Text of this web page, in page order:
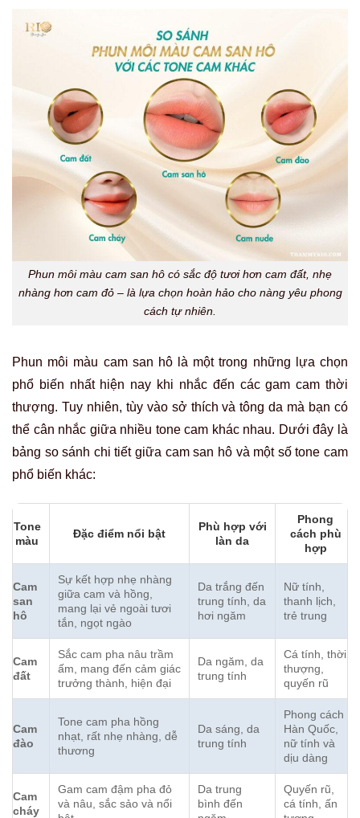
Phun môi màu cam san hô có sắc độ tươi hơn cam đất, nhẹ
nhàng hơn cam đỏ – là lựa chọn hoàn hảo cho nàng yêu phong
cách tự nhiên.
Phun môi màu cam san hô là một trong những lựa chọn
phổ biến nhất hiện nay khi nhắc đến các gam cam thời
thượng. Tuy nhiên, tùy vào sở thích và tông da mà bạn có
thể cân nhắc giữa nhiều tone cam khác nhau. Dưới đây là
bảng so sánh chi tiết giữa cam san hô và một số tone cam
phổ biến khác:
Tone
màu
Đặc điểm nổi bật
Phù hợp với
làn da
Phong
cách phù
hợp
Cam
san
hô
Sự kết hợp nhẹ nhàng
giữa cam và hồng,
mang lại vẻ ngoài tươi
tắn, ngọt ngào
Da trắng đến
trung tính, da
hơi ngăm
Nữ tính,
thanh lịch,
trẻ trung
Cam
đất
Sắc cam pha nâu trầm
ấm, mang đến cảm giác
trưởng thành, hiện đại
Da ngăm, da
trung tính
Cá tính, thời
thượng,
quyến rũ
Cam
đào
Tone cam pha hồng
nhạt, rất nhẹ nhàng, dễ
thương
Da sáng, da
trung tính
Phong cách
Hàn Quốc,
nữ tính và
dịu dàng
Cam
cháy
Gam cam đậm pha đỏ
và nâu, sắc sảo và nổi
Da trung
bình đến
Quyến rũ,
cá tính, ấn